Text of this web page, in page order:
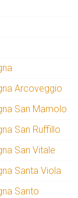
Arcoveggio
San Mamolo
San Ruffillo
San Vitale
Santa Viola
Santo